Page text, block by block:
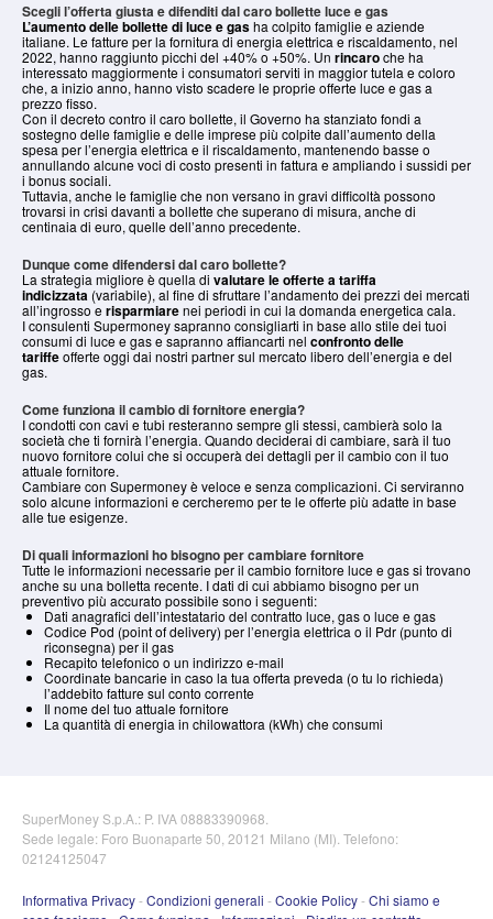
Scegli l’offerta giusta e difenditi dal caro bollette luce e gas
L’aumento delle bollette di luce e gasha colpito famiglie e aziende
italiane. Le fatture per la fornitura di energia elettrica e riscaldamento, nel
2022, hanno raggiunto picchi del +40% o +50%. Un rincaroche ha
interessato maggiormente i consumatori serviti in maggior tutela e coloro
che, a inizio anno, hanno visto scadere le proprie offerte luce e gas a
prezzo fisso.
Con il decreto contro il caro bollette, il Governo ha stanziato fondi a
sostegno delle famiglie e delle imprese più colpite dall’aumento della
spesa per l’energia elettrica e il riscaldamento, mantenendo basse o
annullando alcune voci di costo presenti in fattura e ampliando i sussidi per
i bonus sociali.
Tuttavia, anche le famiglie che non versano in gravi difficoltà possono
trovarsi in crisi davanti a bollette che superano di misura, anche di
centinaia di euro, quelle dell’anno precedente.
Dunque come difendersi dal caro bollette?
La strategia migliore è quella di valutare le offerte a tariffa
indicizzata (variabile), al fine di sfruttare l’andamento dei prezzi dei mercati
all’ingrosso erisparmiarenei periodi in cui la domanda energetica cala.
I consulenti Supermoney sapranno consigliarti in base allo stile dei tuoi
consumi di luce e gas e sapranno affiancarti nel confronto delle
tariffeofferte oggi dai nostri partner sul mercato libero dell’energia e del
gas.
Come funziona il cambio di fornitore energia?
I condotti con cavi e tubi resteranno sempre gli stessi, cambierà solo la
società che ti fornirà l’energia. Quando deciderai di cambiare, sarà il tuo
nuovo fornitore colui che si occuperà dei dettagli per il cambio con il tuo
attuale fornitore.
Cambiare con Supermoney è veloce e senza complicazioni. Ci serviranno
solo alcune informazioni e cercheremo per te le offerte più adatte in base
alle tue esigenze.
Di quali informazioni ho bisogno per cambiare fornitore
Tutte le informazioni necessarie per il cambio fornitore luce e gas si trovano
anche su una bolletta recente. I dati di cui abbiamo bisogno per un
preventivo più accurato possibile sono i seguenti:
Dati anagrafici dell’intestatario del contratto luce, gas o luce e gas
Codice Pod (point of delivery) per l’energia elettrica o il Pdr (punto di
riconsegna) per il gas
Recapito telefonico o un indirizzo e-mail
Coordinate bancarie in caso la tua offerta preveda (o tu lo richieda)
l’addebito fatture sul conto corrente
Il nome del tuo attuale fornitore
La quantità di energia in chilowattora (kWh) che consumi
SuperMoney S.p.A.: P. IVA 08883390968.
Sede legale: Foro Buonaparte 50, 20121 Milano (MI). Telefono:
02124125047
Informativa Privacy-Condizioni generali -Cookie Policy-Chi siamo e